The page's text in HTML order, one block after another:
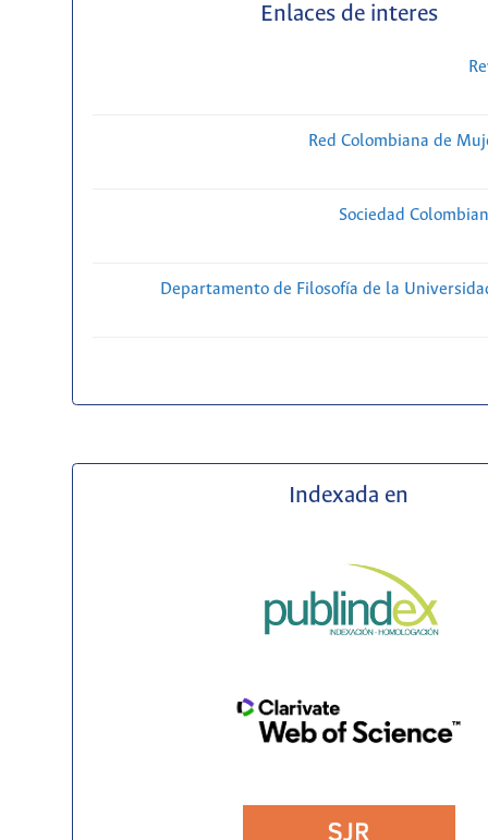
Enlaces de interes
Red Colombiana de
Sociedad
Departamento de Filosofía de la
Indexada en